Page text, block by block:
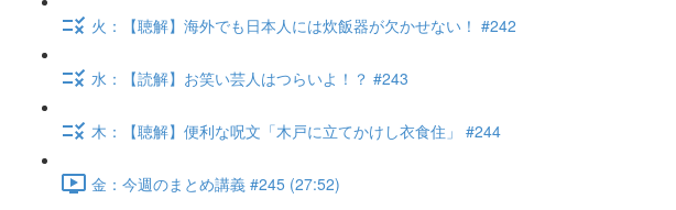
火：【聴解】海外でも日本人には炊飯器が欠かせない！ #242
水：【読解】お笑い芸人はつらいよ！？ #243
木：【聴解】便利な呪文「木戸に立てかけし衣食住」 #244
金：今週のまとめ講義 #245 (27:52)